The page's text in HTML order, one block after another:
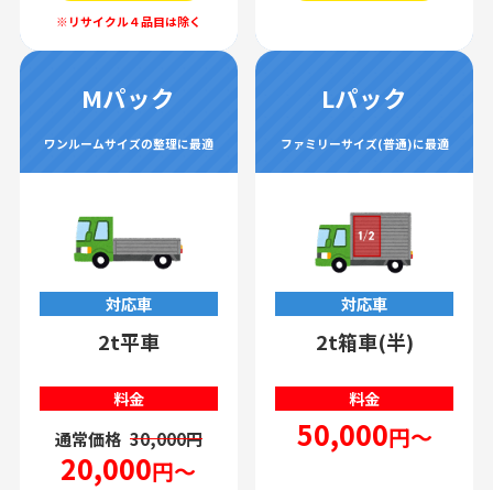
Mパック
ワンルームサイズの整理に最適
対応車
2t平車
料金
通常価格 30,000円
20,000円～
Lパック
ファミリーサイズ(普通)に最適
対応車
2t箱車(半)
料金
50,000円～